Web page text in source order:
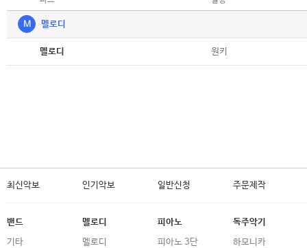
M 멜로디
멜로디 원키
최신악보 인기악보 일반신청 주문제작
밴드
기타
멜로디
멜로디
피아노
피아노 3단
독주악기
하모니카